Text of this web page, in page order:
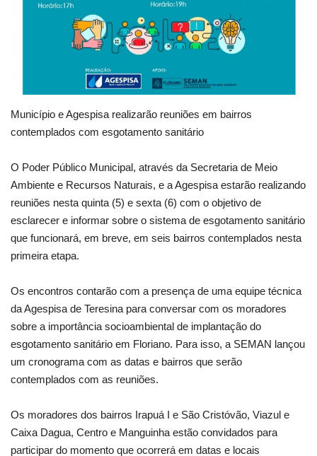
Município e Agespisa realizarão reuniões em bairros
contemplados com esgotamento sanitário
O Poder Público Municipal, através da Secretaria de Meio
Ambiente e Recursos Naturais, e a Agespisa estarão realizando
reuniões nesta quinta (5) e sexta (6) com o objetivo de
esclarecer e informar sobre o sistema de esgotamento sanitário
que funcionará, em breve, em seis bairros contemplados nesta
primeira etapa.
Os encontros contarão com a presença de uma equipe técnica
da Agespisa de Teresina para conversar com os moradores
sobre a importância socioambiental de implantação do
esgotamento sanitário em Floriano. Para isso, a SEMAN lançou
um cronograma com as datas e bairros que serão
contemplados com as reuniões.
Os moradores dos bairros Irapuá I e São Cristóvão, Viazul e
Caixa Dagua, Centro e Manguinha estão convidados para
participar do momento que ocorrerá em datas e locais